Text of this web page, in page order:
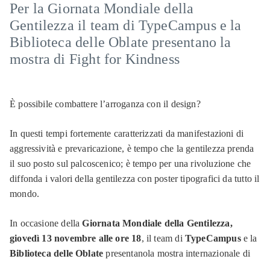
Per la Giornata Mondiale della
Gentilezza il team di TypeCampus e la
Biblioteca delle Oblate presentano la
mostra di Fight for Kindness
È possibile combattere l’arroganza con il design?
In questi tempi fortemente caratterizzati da manifestazioni di
aggressività e prevaricazione, è tempo che la gentilezza prenda
il suo posto sul palcoscenico; è tempo per una rivoluzione che
diffonda i valori della gentilezza con poster tipografici da tutto il
mondo.
In occasione dellaGiornata Mondiale della Gentilezza,
giovedì 13 novembre alle ore 18, il team di TypeCampuse la
Biblioteca delle Oblate presentanola mostra internazionale di